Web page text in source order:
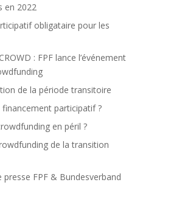
en 2022
obligataire pour les
: FPF lance l’événement
de la période transitoire
financement participatif ?
en péril ?
de la transition
presse FPF & Bundesverband